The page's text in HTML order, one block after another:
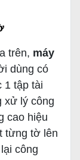
trên, máy
dùng có
1 tập tài
xử lý công
cao hiệu
từng tờ lên
công